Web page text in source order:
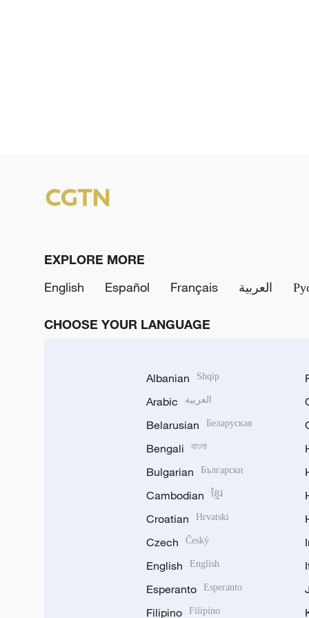
EXPLORE MORE
English
Español Français العربية
CHOOSE YOUR LANGUAGE
Albanian Shqip
Arabic العربية
Belarusian Беларуская
Bengali বাংলা
Bulgarian Български
Cambodian ខ្មែរ
Croatian Hrvatski
Czech Český
English English
Esperanto Esperanto
Filipino Filipino